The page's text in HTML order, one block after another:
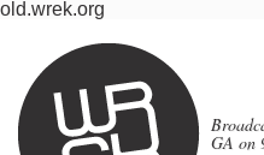
old.wrek.org
GA on